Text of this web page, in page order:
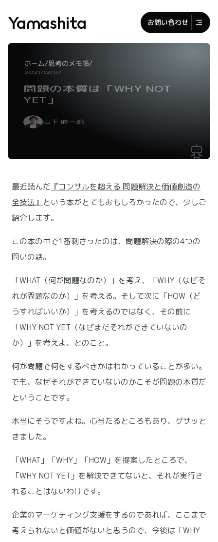
Yamashita お問い合わせ
ホーム/思考のメモ帳/
2021/12/07
問題の本質は「WHY NOT
YET」
山下 侑一郎
最近読んだ 『コンサルを超える 問題解決と価値創造の
全技法』 という本がとてもおもしろかったので、少しご
紹介します。
この本の中で1番刺さったのは、問題解決の際の4つの
問いの話。
「WHAT（何が問題なのか）」を考え、「WHY（なぜそ
れが問題なのか）」を考える。そして次に「HOW（ど
うすればいいか）」を考えるのではなく、その前に
「WHY NOT YET（なぜまだそれができていないの
か）」を考えよ、とのこと。
何が問題で何をするべきかはわかっていることが多い。
でも、なぜそれができていないのかこそが問題の本質だ
ということです。
本当にそうですよね。心当たるところもあり、グサッと
きました。
「WHAT」「WHY」「HOW」を提案したところで、
「WHY NOT YET」を解決できてないと、それが実行さ
れることはないわけです。
企業のマーケティング支援をするのであれば、ここまで
考えられないと価値がないと思うので、今後は「WHY